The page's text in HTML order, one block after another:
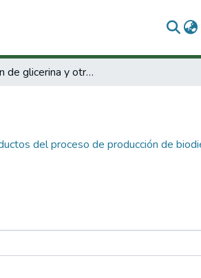
Utilización de glicerina y otros subproductos del proceso de producción de biodiesel en sistemas de alimentación de aves y cerdos.
del proceso de producción de